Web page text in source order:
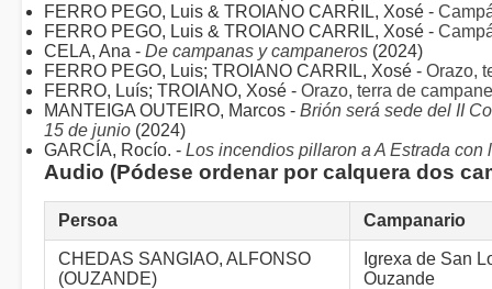
FERRO PEGO, Luis & TROIANO CARRIL, Xosé -
FERRO PEGO, Luis & TROIANO CARRIL, Xosé -
CELA, Ana - De campanas y campaneros (2024)
FERRO PEGO, Luis; TROIANO CARRIL, Xosé - Orazo,
FERRO, Luís; TROIANO, Xosé - Orazo, terra de
MANTEIGA OUTEIRO, Marcos - Brión será sede del II
15 de junio (2024)
GARCÍA, Rocío. - Los incendios pillaron a A Estrada
Audio (Pódese ordenar por calquera dos
Persoa Campanario
CHEDAS SANGIAO, ALFONSO
(OUZANDE)
Igrexa de San
Ouzande